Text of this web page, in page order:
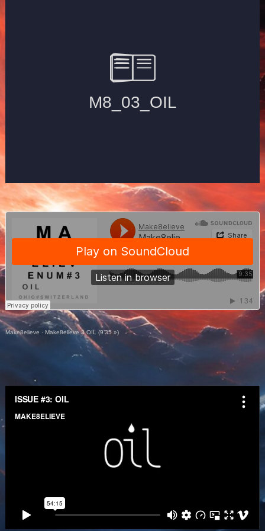
Make8elieve · Make8elieve 3 OIL (9’35 »)